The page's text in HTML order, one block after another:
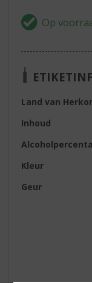
Land van
Inhoud
Kleur
Geur